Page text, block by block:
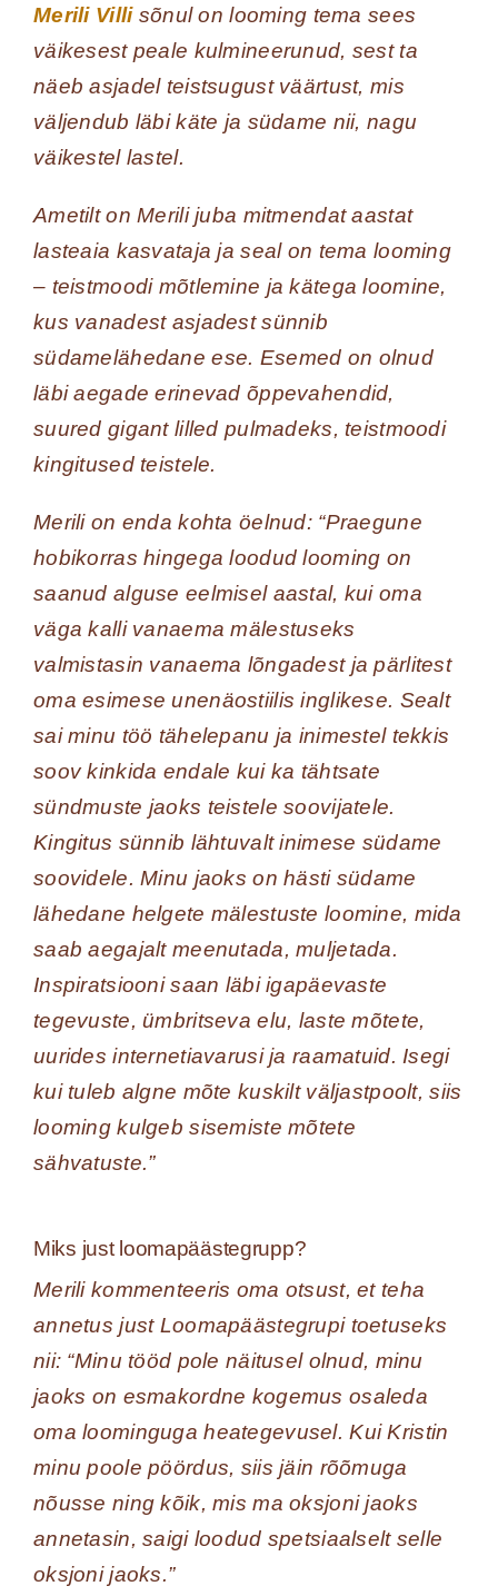
Merili Villisõnul on looming tema sees
väikesest peale kulmineerunud, sest ta
näeb asjadel teistsugust väärtust, mis
väljendub läbi käte ja südame nii, nagu
väikestel lastel.
Ametilt on Merili juba mitmendat aastat
lasteaia kasvataja ja seal on tema looming
– teistmoodi mõtlemine ja kätega loomine,
kus vanadest asjadest sünnib
südamelähedane ese. Esemed on olnud
läbi aegade erinevad õppevahendid,
suured gigant lilled pulmadeks, teistmoodi
kingitused teistele.
Merili on enda kohta öelnud: “Praegune
hobikorras hingega loodud looming on
saanud alguse eelmisel aastal, kui oma
väga kalli vanaema mälestuseks
valmistasin vanaema lõngadest ja pärlitest
oma esimese unenäostiilis inglikese. Sealt
sai minu töö tähelepanu ja inimestel tekkis
soov kinkida endale kui ka tähtsate
sündmuste jaoks teistele soovijatele.
Kingitus sünnib lähtuvalt inimese südame
soovidele. Minu jaoks on hästi südame
lähedane helgete mälestuste loomine, mida
saab aegajalt meenutada, muljetada.
Inspiratsiooni saan läbi igapäevaste
tegevuste, ümbritseva elu, laste mõtete,
uurides internetiavarusi ja raamatuid. Isegi
kui tuleb algne mõte kuskilt väljastpoolt, siis
looming kulgeb sisemiste mõtete
sähvatuste.”
Miks just loomapäästegrupp?
Merili kommenteeris oma otsust, et teha
annetus just Loomapäästegrupi toetuseks
nii: “Minu tööd pole näitusel olnud, minu
jaoks on esmakordne kogemus osaleda
oma loominguga heategevusel. Kui Kristin
minu poole pöördus, siis jäin rõõmuga
nõusse ning kõik, mis ma oksjoni jaoks
annetasin, saigi loodud spetsiaalselt selle
oksjoni jaoks.”